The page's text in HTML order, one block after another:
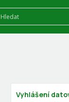
Vyhlášení